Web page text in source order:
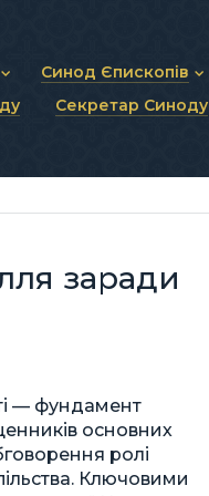
Синод Єпископів
Статут Синоду
Синодальні органи
Секретар Синоду
заради
— фундамент
основних
ролі
Ключовими